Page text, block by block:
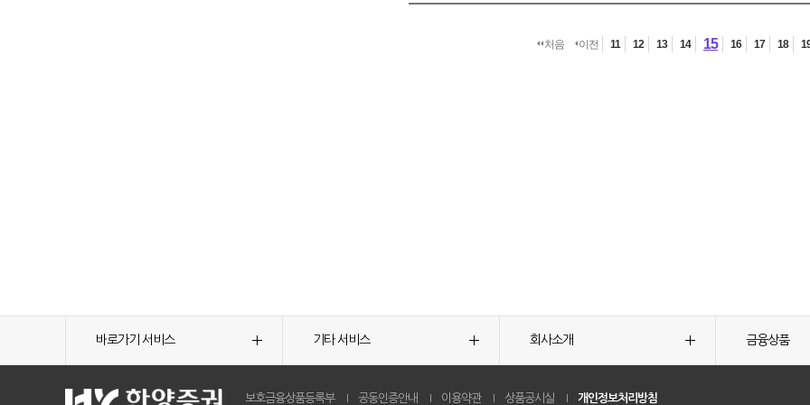
처음 이전 11 12 13 14 15 16 17 18
바로가기 서비스 기타 서비스 회사소개 금융상품
보호금융상품등록부 공동인증안내 이용약관 상품공시실 개인정보처리방침